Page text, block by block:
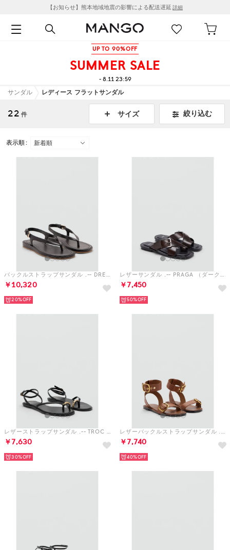
【お知らせ】熊本地域地震の影響による配送遅延 詳細
UP TO 90%OFF
SUMMER SALE
- 8.11 23:59
サンダル
レディース フラットサンダル
22 件 サイズ 絞り込む
表示順 :
バックルストラップサンダル .-- DREAM （ダークブラウン）
￥10,320
20%
レザーサンダル .-- PRAGA （ダークレッド）
￥7,450
50%
レザーストラップサンダル .-- TROC （ブラック）
￥7,630
30%
レザーバックルストラップサンダル .-- AGNES （ミディアムブラウン）
￥7,740
40%